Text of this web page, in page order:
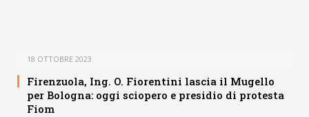
18 OTTOBRE 2023
Firenzuola, Ing. O. Fiorentini lascia il Mugello
per Bologna: oggi sciopero e presidio di protesta
Fiom